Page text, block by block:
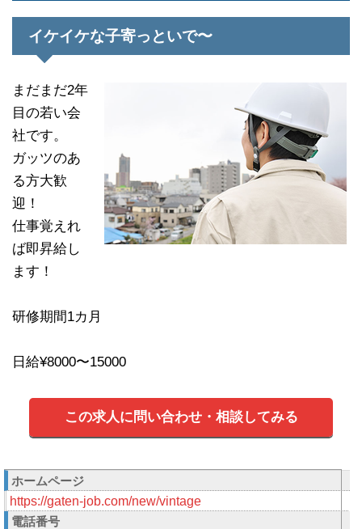
イケイケな子寄っといで〜
まだまだ2年
目の若い会
社です。
ガッツのあ
る方大歓
迎！
仕事覚えれ
ば即昇給し
ます！
研修期間1カ月
日給¥8000〜15000
この求人に問い合わせ・相談してみる
ホームページ
https://gaten-job.com/new/vintage
電話番号